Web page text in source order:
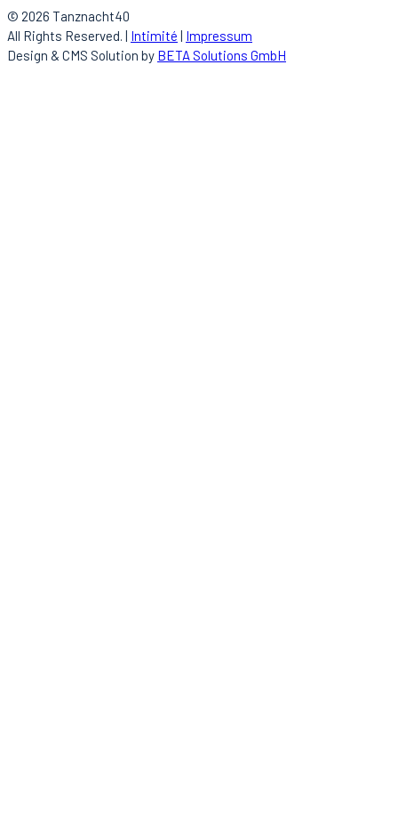
© 2026 Tanznacht40
All Rights Reserved. | Intimité
Impressum
Design & CMS Solution by BETA Solutions GmbH